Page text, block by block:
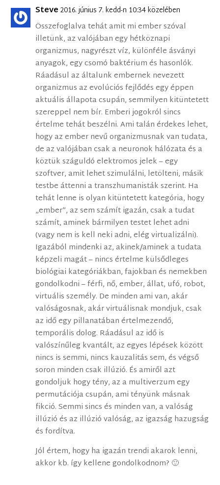
Steve 2016. június 7. kedd-n 10:34 közelében
Összefoglalva tehát amit mi ember szóval
illetünk, az valójában egy hétköznapi
organizmus, nagyrészt víz, különféle ásványi
anyagok, egy csomó baktérium és hasonlók.
Ráadásul az általunk embernek nevezett
organizmus az evolúciós fejlődés egy éppen
aktuális állapota csupán, semmilyen kitüntetett
szereppel nem bír. Emberi jogokról sincs
értelme tehát beszélni. Ami talán érdekes lehet,
hogy az ember nevű organizmusnak van tudata,
de az valójában csak a neuronok hálózata és a
köztük száguldó elektromos jelek – egy
szoftver, amit lehet szimulálni, letölteni, másik
testbe áttenni a transzhumanisták szerint. Ha
tehát lenne is olyan kitüntetett kategória, hogy
„ember”, az sem számít igazán, csak a tudat
számít, aminek bármilyen testet lehet adni
(vagy nem is kell neki adni, elég virtualizálni).
Igazából mindenki az, akinek/aminek a tudata
képzeli magát – nincs értelme külsődleges
biológiai kategóriákban, fajokban és nemekben
gondolkodni – férfi, nő, ember, állat, ufó, robot,
virtuális személy. De minden ami van, akár
valóságosnak, akár virtuálisnak mondjuk, csak
az idő egy pillanatában értelmezendő,
temporális dolog. Ráadásul az idő is
valószínűleg kvantált, az egyes lépések között
nincs is semmi, nincs kauzalitás sem, és végső
soron minden csak illúzió. És amiről azt
gondoljuk hogy tény, az a multiverzum egy
permutációja csupán, ami tényünk másnak
fikció. Semmi sincs és minden van, a valóság
illúzió és az illúzió valóság, az igazság hazugság
és fordítva.
Jól értem, hogy ha igazán trendi akarok lenni,
akkor kb. így kellene gondolkodnom? 🙂